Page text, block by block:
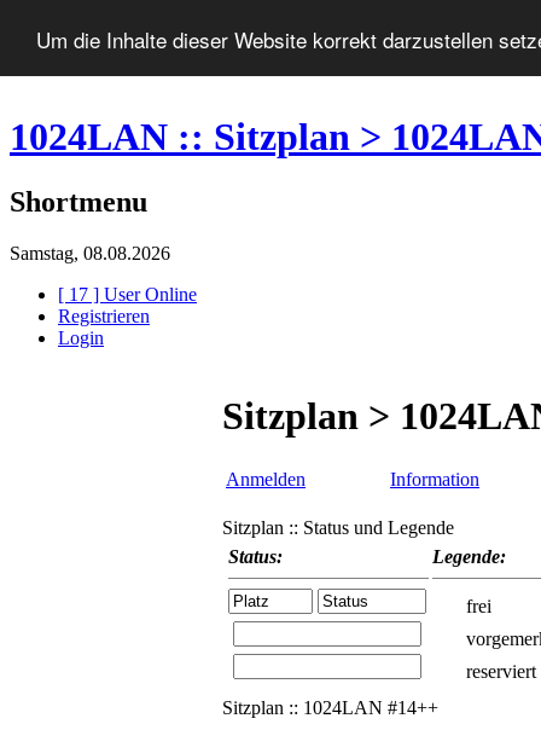
Um die Inhalte dieser Website korrekt darzustellen
1024LAN :: Sitzplan >
Shortmenu
Samstag, 08.08.2026
[ 17 ] User Online
Registrieren
Login
Sitzplan >
Anmelden Information
Sitzplan :: Status und Legende
Status:
Legende:
frei
reserviert
Sitzplan :: 1024LAN #14++